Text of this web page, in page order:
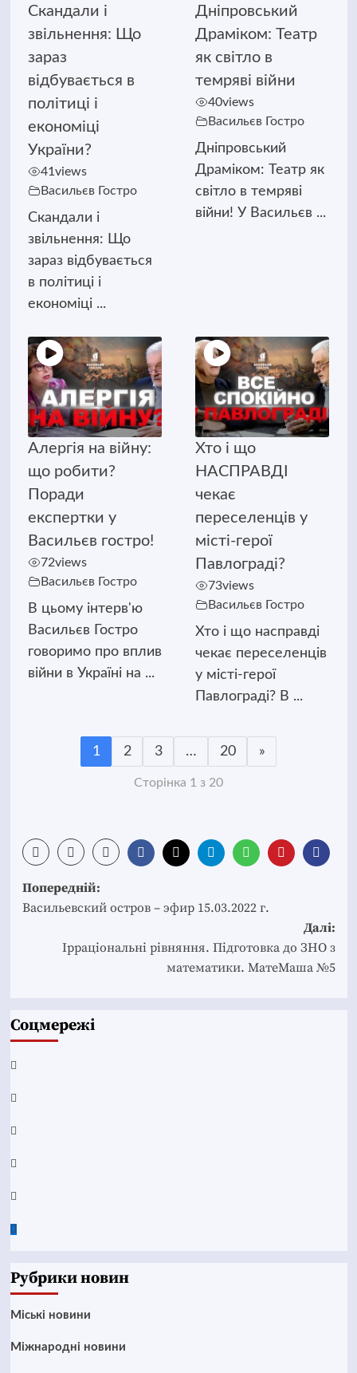
Скандали і
звільнення: Що
зараз
відбувається в
політиці і
економіці
України?
41 views
Васильєв Гостро
Скандали і
звільнення: Що
зараз відбувається
в політиці і
економіці ...
Дніпровський
Драміком: Театр
як світло в
темряві війни
40views
Васильєв Гостро
Дніпровський
Драміком: Театр як
світло в темряві
війни! У Васильєв ...
Алергія на війну:
що робити?
Поради
експертки у
Васильєв гостро!
72views
Васильєв Гостро
В цьому інтерв'ю
Васильєв Гостро
говоримо про вплив
війни в Україні на ...
Хто і що
НАСПРАВДІ
чекає
переселенців у
місті-герої
Павлограді?
73views
Васильєв Гостро
Хто і що насправді
чекає переселенців
у місті-герої
Павлограді? В ...
1 2 3 … 20 »
Сторінка 1 з 20
Post
navigation
Попередній:
Васильевский остров – эфир 15.03.2022 г.
Далі:
Ірраціональні рівняння. Підготовка до ЗНО з
математики. МатеМаша №5
Соцмережі
Facebook
YouTube
Telegram
Instagram
Twitter
Рубрики новин
Mіські новини
Міжнародні новини